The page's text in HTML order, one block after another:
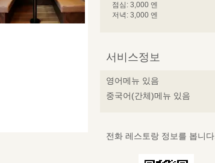
점심: 3,000 엔
저녁: 3,000 엔
서비스정보
영어메뉴 있음
중국어(간체)메뉴 있음
전화 레스토랑 정보를 봅니다.